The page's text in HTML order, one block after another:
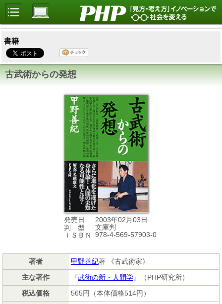
書籍
古武術からの発想
発売日
2003年02月03日
判 型
文庫判
ＩＳＢＮ
978-4-569-57903-0
著者 甲野善紀著 《古武術家》
主な著作
『武術の新・人間学』（PHP研究所）
税込価格
565円（本体価格514円）